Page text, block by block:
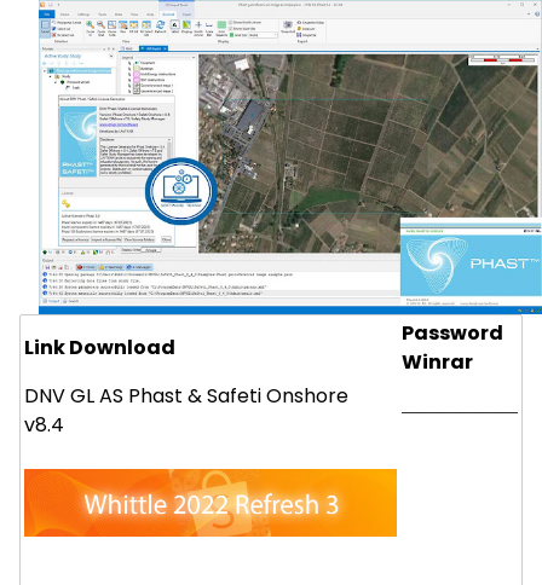
Link Download
Password
Winrar
DNV GL AS Phast & Safeti Onshore
v8.4
——————